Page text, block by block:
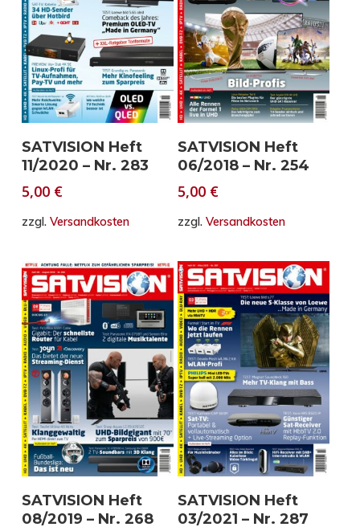
In den Warenkorb
SATVISION Heft
11/2020 – Nr. 283
5,00 €
zzgl. Versandkosten
In den Warenkorb
SATVISION Heft
06/2018 – Nr. 254
5,00 €
zzgl.Versandkosten
In den Warenkorb
SATVISION Heft
08/2019 – Nr. 268
In den Warenkorb
SATVISION Heft
03/2021 – Nr. 287